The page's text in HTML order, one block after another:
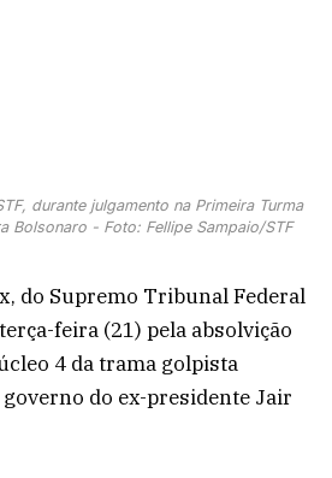
durante julgamento na Primeira Turma
Bolsonaro - Foto: Fellipe Sampaio/STF
do Supremo Tribunal Federal
feira (21) pela absolvição
4 da trama golpista
do ex-presidente Jair